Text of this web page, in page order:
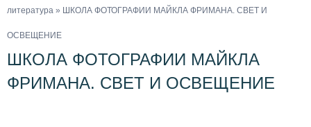
литература » ШКОЛА ФОТОГРАФИИ МАЙКЛА ФРИМАНА. СВЕТ И
ОСВЕЩЕНИЕ
ШКОЛА ФОТОГРАФИИ МАЙКЛА
ФРИМАНА. СВЕТ И ОСВЕЩЕНИЕ